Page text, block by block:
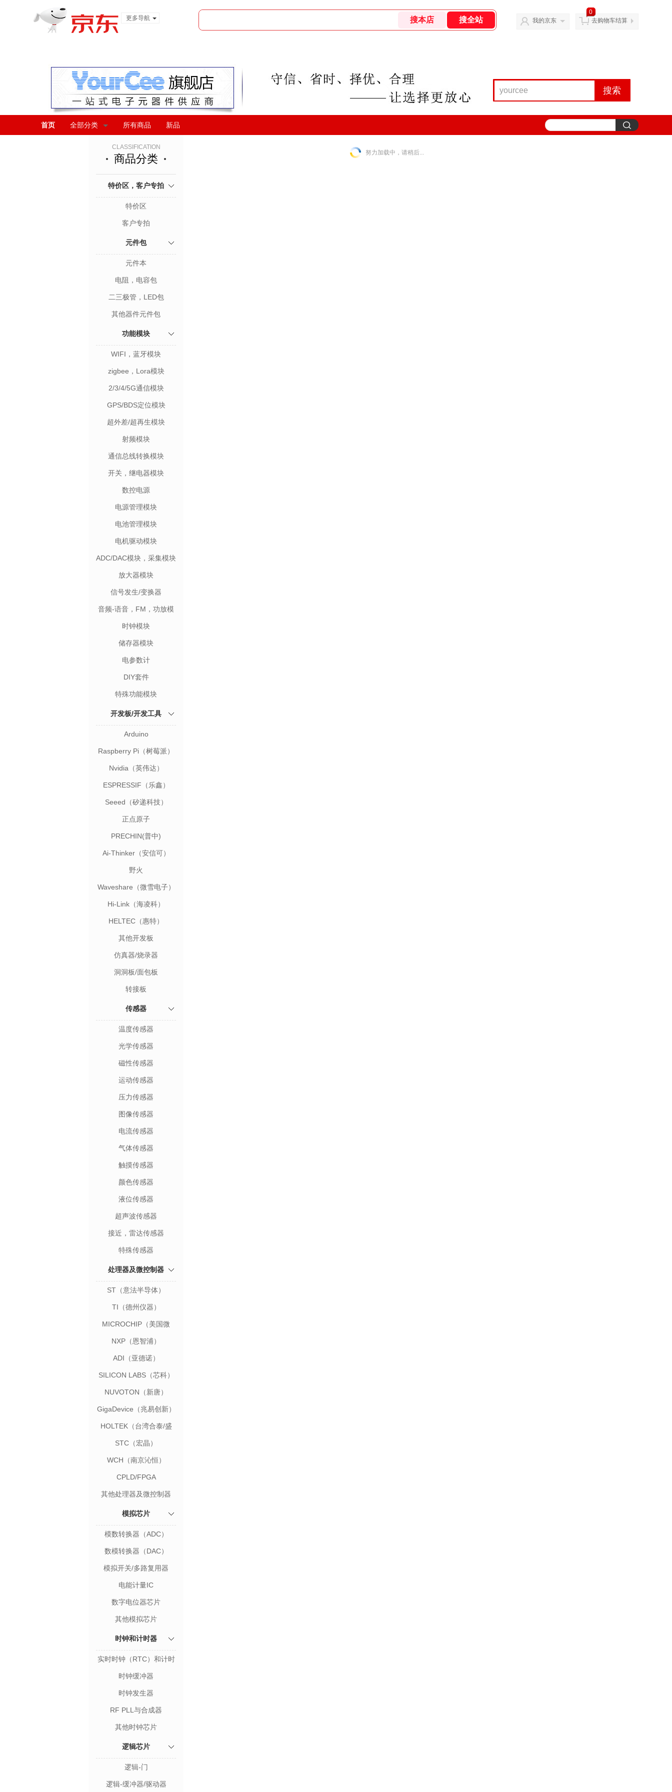
更多导航
我的京东
0
去购物车结算
搜索
首页 全部分类 所有商品 新品
CLASSIFICATION
商品分类
特价区，客户专拍
特价区
客户专拍
元件包
元件本
电阻，电容包
二三极管，LED包
其他器件元件包
功能模块
WIFI，蓝牙模块
zigbee，Lora模块
2/3/4/5G通信模块
GPS/BDS定位模块
超外差/超再生模块
射频模块
通信总线转换模块
开关，继电器模块
数控电源
电源管理模块
电池管理模块
电机驱动模块
ADC/DAC模块，采集模块
放大器模块
信号发生/变换器
音频-语音，FM，功放模
块
时钟模块
储存器模块
电参数计
DIY套件
特殊功能模块
开发板/开发工具
Arduino
Raspberry Pi（树莓派）
Nvidia（英伟达）
ESPRESSIF（乐鑫）
Seeed（矽递科技）
正点原子
PRECHIN(普中)
Ai-Thinker（安信可）
野火
Waveshare（微雪电子）
Hi-Link（海凌科）
HELTEC（惠特）
其他开发板
仿真器/烧录器
洞洞板/面包板
转接板
传感器
温度传感器
光学传感器
磁性传感器
运动传感器
压力传感器
图像传感器
电流传感器
气体传感器
触摸传感器
颜色传感器
液位传感器
超声波传感器
接近，雷达传感器
特殊传感器
处理器及微控制器
ST（意法半导体）
TI（德州仪器）
MICROCHIP（美国微
NXP（恩智浦）
ADI（亚德诺）
SILICON LABS（芯科）
NUVOTON（新唐）
GigaDevice（兆易创新）
HOLTEK（台湾合泰/盛
群）
STC（宏晶）
WCH（南京沁恒）
CPLD/FPGA
其他处理器及微控制器
模拟芯片
模数转换器（ADC）
数模转换器（DAC）
模拟开关/多路复用器
电能计量IC
数字电位器芯片
其他模拟芯片
时钟和计时器
实时时钟（RTC）和计时
器
时钟缓冲器
时钟发生器
RF PLL与合成器
其他时钟芯片
逻辑芯片
逻辑-门
逻辑-缓冲器/驱动器
努力加载中，请稍后...